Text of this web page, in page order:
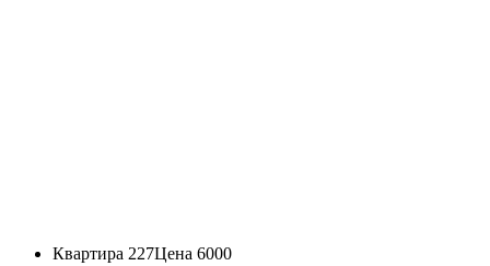
Квартира 227Цена 6000